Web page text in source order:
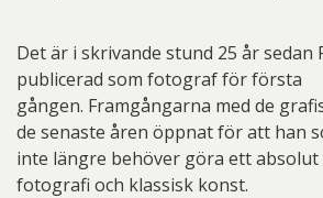
Det är i skrivande stund 25 år sedan
publicerad som fotograf för första
gången. Framgångarna med de
de senaste åren öppnat för att han
inte längre behöver göra ett absolut
fotografi och klassisk konst.